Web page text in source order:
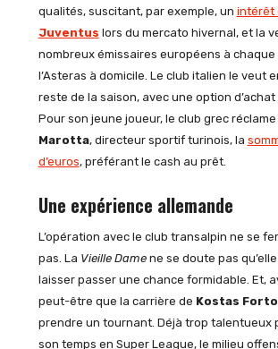
qualités, suscitant, par exemple, un intérêt
Juventus lors du mercato hivernal, et la
nombreux émissaires européens à chaque
l’Asteras à domicile. Le club italien le veut
reste de la saison, avec une option d’achat
Pour son jeune joueur, le club grec réclame
Marotta, directeur sportif turinois, la
d’euros, préférant le cash au prêt.
Une expérience allemande
L’opération avec le club transalpin ne se
pas. La Vieille Damene se doute pas
laisser passer une chance formidable. Et,
peut-être que la carrière de Kostas
prendre un tournant. Déjà trop talentueux
son temps en Super League, le milieu